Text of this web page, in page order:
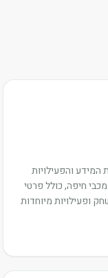
והפעילויות
חיפה, כולל פרטי
ופעילויות מיוחדות